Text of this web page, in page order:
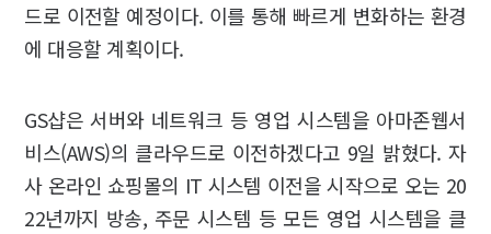
드로 이전할 예정이다. 이를 통해 빠르게 변화하는 환경
에 대응할 계획이다.
GS샵은 서버와 네트워크 등 영업 시스템을 아마존웹서
비스(AWS)의 클라우드로 이전하겠다고 9일 밝혔다. 자
사 온라인 쇼핑몰의 IT 시스템 이전을 시작으로 오는 20
22년까지 방송, 주문 시스템 등 모든 영업 시스템을 클